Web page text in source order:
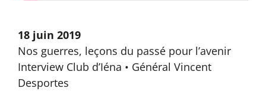
18 juin 2019
Nos guerres, leçons du passé pour l’avenir
Interview Club d’Iéna • Général Vincent
Desportes